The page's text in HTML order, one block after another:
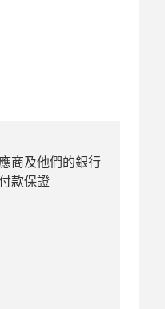
商及他們的銀行
款保證